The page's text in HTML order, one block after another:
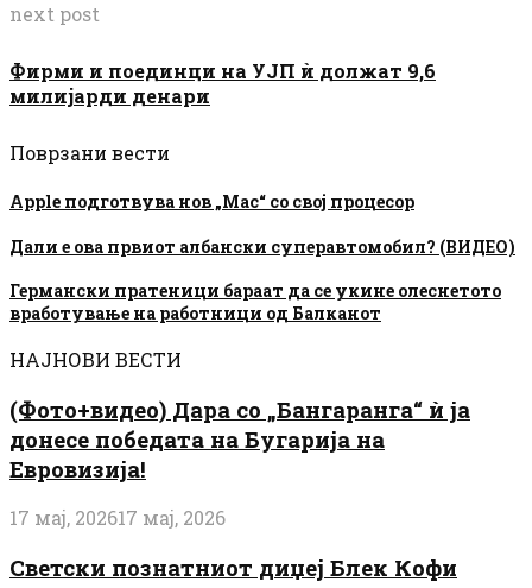
next post
Фирми и поединци на УЈП ѝ должат 9,6
милијарди денари
Поврзани вести
Apple подготвува нов „Mac“ со свој процесор
Дали е ова првиот албански суперавтомобил? (ВИДЕО)
Германски пратеници бараат да се укине олеснетото
вработување на работници од Балканот
НАЈНОВИ ВЕСТИ
(Фото+видео) Дара со „Бангаранга“ ѝ ја
донесе победата на Бугарија на
Евровизија!
17 мај, 202617 мај, 2026
Светски познатниот диџеј Блек Кофи